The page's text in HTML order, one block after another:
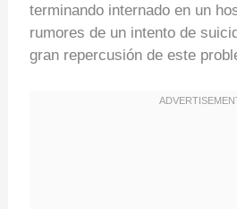
terminando internado en un
rumores de un intento de
gran repercusión de este